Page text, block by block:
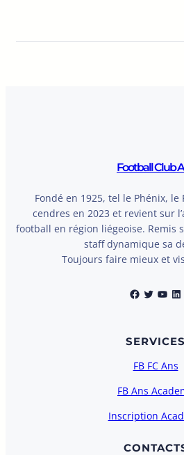
Football Club
Fondé en 1925, tel le Phénix, le
cendres en 2023 et revient sur
football en région liégeoise. Remis
staff dynamique sa
Toujours faire mieux et
Facebook Twitter YouTube LinkedIn
SERVICES
FB FC Ans
FB Ans
Inscription